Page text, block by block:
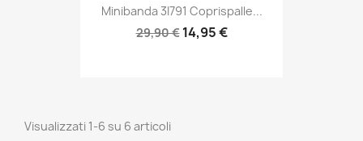
Minibanda 3I791 Coprispalle...
29,90 € 14,95 €
Visualizzati 1-6 su 6 articoli